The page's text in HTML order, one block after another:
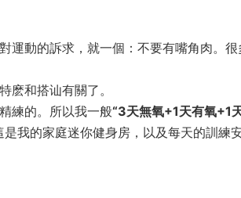
運動的訴求，就一個：不要有嘴角肉。很
麽和搭讪有關了。
練的。所以我一般“3天無氧+1天有氧+1
我的家庭迷你健身房，以及每天的訓練